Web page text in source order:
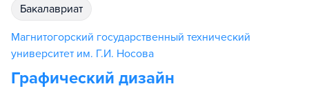
бакалавриат
Магнитогорский государственный технический
университет им. Г.И. Носова
Графический дизайн